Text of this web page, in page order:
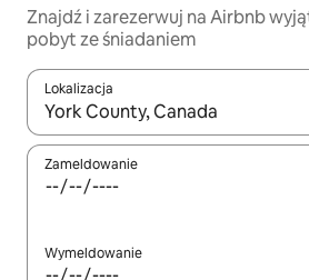
Znajdź i zarezerwuj na Airbnb
pobyt ze śniadaniem
Lokalizacja
Gdy wyniki będą dostępne, możesz
Zameldowanie
Wymeldowanie